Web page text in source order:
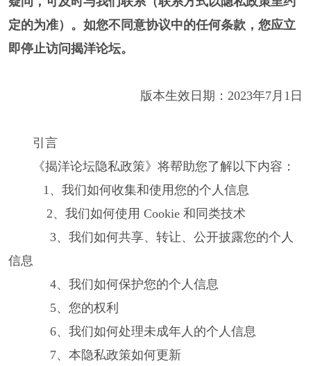
定的为准）。如您不同意协议中的任何条款，您应立
即停止访问揭洋论坛。
版本生效日期：2023年7月 1 日
引言
《揭洋论坛隐私政策》将帮助您了解以下内容：
1、我们如何收集和使用您的个人信息
2、我们如何使用 Cookie 和同类技术
3、我们如何共享、转让、公开披露您的个人
信息
4、我们如何保护您的个人信息
5、您的权利
6、我们如何处理未成年人的个人信息
7、本隐私政策如何更新